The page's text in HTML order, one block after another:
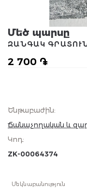
Մեծ պարսը
2 700 ֏
ԶԱՆԳԱԿ
Ենթաբաժին:
Ճանաչողական և
Կոդ:
ZK-00064374
Մեկնաբանություն